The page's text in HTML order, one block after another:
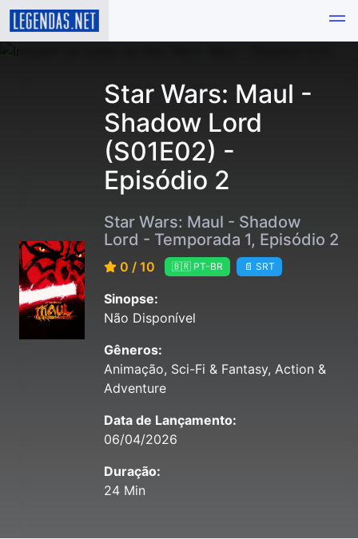
Star Wars: Maul -
Shadow Lord
(S01E02) -
Episódio 2
Star Wars: Maul - Shadow
Lord - Temporada 1, Episódio 2
0 / 10 🇧🇷 PT-BR 📄 SRT
Sinopse:
Não Disponível
Gêneros:
Animação, Sci-Fi & Fantasy, Action &
Adventure
Data de Lançamento:
06/04/2026
Duração:
24 Min